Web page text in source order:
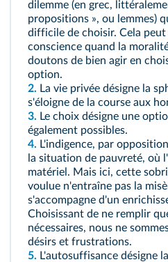
dilemme (en grec,
propositions », ou lemmes)
difficile de choisir. Cela peut
conscience quand la
doutons de bien agir en
option.
2. La vie privée désigne la
s'éloigne de la course aux
3. Le choix désigne une
également possibles.
4. L'indigence, par
la situation de pauvreté, où
matériel. Mais ici, cette
voulue n'entraîne pas la
s'accompagne d'un
Choisissant de ne remplir
nécessaires, nous ne
désirs et frustrations.
5. L'autosuffisance désigne